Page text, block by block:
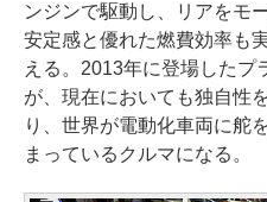
ンジンで駆動し、リアをモ
安定感と優れた燃費効率も
える。2013年に登場したプ
が、現在においても独自性
り、世界が電動化車両に舵
まっているクルマになる。